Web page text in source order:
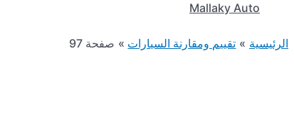
Mallaky Auto
الرئيسية تقييم ومقارنة السيارات صفحة 97